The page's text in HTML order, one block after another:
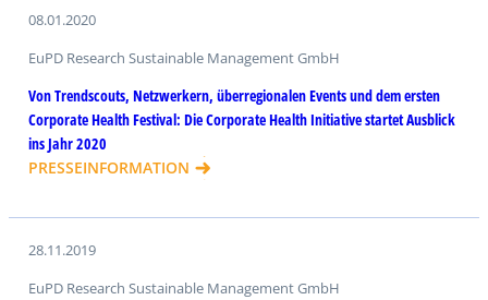
08.01.2020
EuPD Research Sustainable Management GmbH
Von Trendscouts, Netzwerkern, überregionalen Events und dem ersten
Corporate Health Festival: Die Corporate Health Initiative startet Ausblick
ins Jahr 2020
PRESSEINFORMATION
28.11.2019
EuPD Research Sustainable Management GmbH